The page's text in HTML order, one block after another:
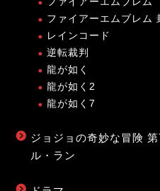
ファイアーエムブレム
レインコード
逆転裁判
龍が如く
龍が如く2
龍が如く7
ジョジョの奇妙な冒険
ル・ラン